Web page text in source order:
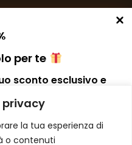
privacy
la tua esperienza di
o contenuti
per te
sconto esclusivo e